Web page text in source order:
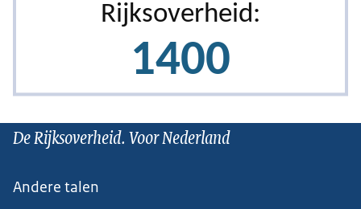
De Rijksoverheid. Voor Nederland
Andere talen